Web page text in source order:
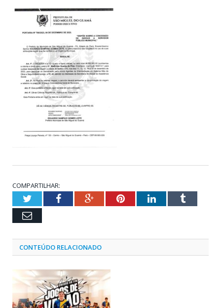
COMPARTILHAR:
TwitterFacebookGoogle+PinterestLinkedInTumblr
Email
CONTEÚDO RELACIONADO